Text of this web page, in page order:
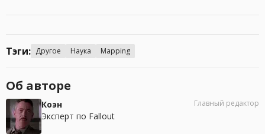
Тэги: Другое Наука Mapping
Об авторе
Коэн
Эксперт по Fallout
Главный редактор